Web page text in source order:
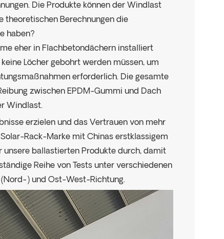
Die Produkte können der Windlast
theoretischen Berechnungen die
haben?
eher in Flachbetondächern installiert
Löcher gebohrt werden müssen, um
erforderlich. Die gesamte
zwischen EPDM-Gummi und Dach
Windlast.
erzielen und das Vertrauen von mehr
Rack-Marke mit Chinas erstklassigem
ballastierten Produkte durch, damit
Reihe von Tests unter verschiedenen
) und Ost-West-Richtung.